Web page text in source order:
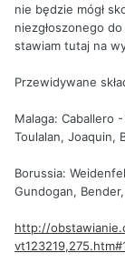
nie będzie mógł
niezgłoszonego
stawiam tutaj na
Przewidywane
Malaga: Caballero
Toulalan, Joaquin,
Borussia:
Gundogan,
http://